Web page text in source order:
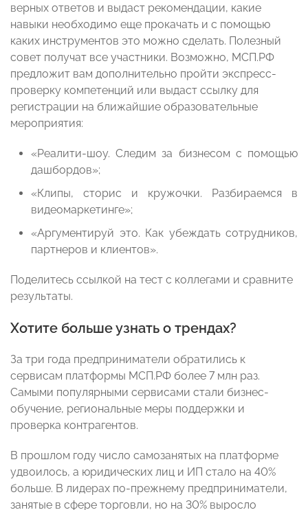
верных ответов и выдаст рекомендации, какие
навыки необходимо еще прокачать и с помощью
каких инструментов это можно сделать. Полезный
совет получат все участники. Возможно, МСП.РФ
предложит вам дополнительно пройти экспресс-
проверку компетенций или выдаст ссылку для
регистрации на ближайшие образовательные
мероприятия:
«Реалити-шоу. Следим за бизнесом с помощью
дашбордов»;
«Клипы, сторис и кружочки. Разбираемся в
видеомаркетинге»;
«Аргументируй это. Как убеждать сотрудников,
партнеров и клиентов».
Поделитесь ссылкой на тест с коллегами и сравните
результаты.
Хотите больше узнать о трендах?
За три года предприниматели обратились к
сервисам платформы МСП.РФ более 7 млн раз.
Самыми популярными сервисами стали бизнес-
обучение, региональные меры поддержки и
проверка контрагентов.
В прошлом году число самозанятых на платформе
удвоилось, а юридических лиц и ИП стало на 40%
больше. В лидерах по-прежнему предприниматели,
занятые в сфере торговли, но на 30% выросло